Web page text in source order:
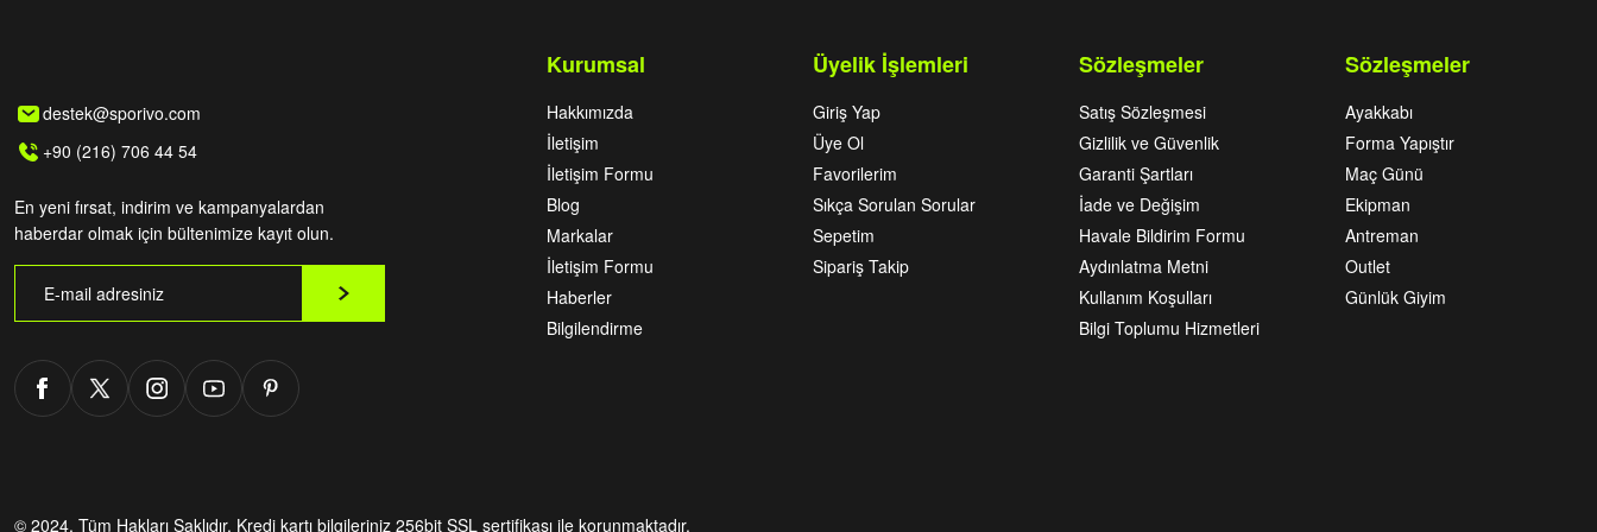
destek@sporivo.com
+90 (216) 706 44 54
En yeni fırsat, indirim ve kampanyalardan
haberdar olmak için bültenimize kayıt olun.
Kurumsal
Hakkımızda
İletişim
İletişim Formu
Blog
Markalar
İletişim Formu
Haberler
Bilgilendirme
Üyelik İşlemleri
Giriş Yap
Üye Ol
Favorilerim
Sıkça Sorulan Sorular
Sepetim
Sipariş Takip
Sözleşmeler
Satış Sözleşmesi
Gizlilik ve Güvenlik
Garanti Şartları
İade ve Değişim
Havale Bildirim Formu
Aydınlatma Metni
Kullanım Koşulları
Bilgi Toplumu Hizmetleri
Sözleşmeler
Ayakkabı
Forma Yapıştır
Maç Günü
Ekipman
Antreman
Outlet
Günlük Giyim
© 2024. Tüm Hakları Saklıdır. Kredi kartı bilgileriniz 256bit SSL sertifikası ile korunmaktadır.